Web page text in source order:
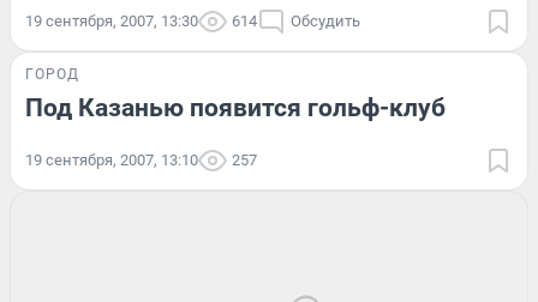
19 сентября, 2007, 13:30 614 Обсудить
ГОРОД
Под Казанью появится гольф-клуб
19 сентября, 2007, 13:10 257